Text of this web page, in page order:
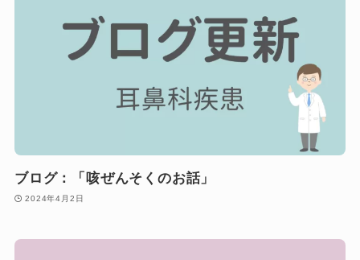
ブログ：「咳ぜんそくのお話」
2024年4月2日